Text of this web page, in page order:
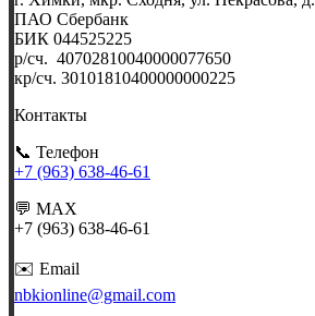
ПАО Сбербанк
БИК 044525225
р/сч. 40702810040000077650
кр/сч. 30101810400000000225
Контакты
📞 Телефон
+7 (963) 638-46-61
💬 MAX
+7 (963) 638-46-61
✉️ Email
nbkionline@gmail.com